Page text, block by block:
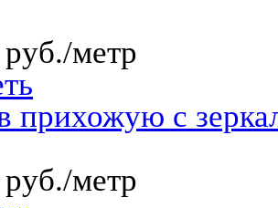
метр
прихожую с
метр